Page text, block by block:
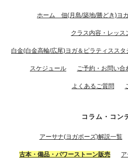
ホーム 佃(月島/築地/勝どき)ヨ
クラス内容・レッス
白金(白金高輪/広尾)ヨガ＆ピラティススタ
スケジュール ご予約・お問い合
よくあるご質問
コラム・コン
アーサナ(ヨガポーズ)解説一覧
古本・備品・パワーストーン販売